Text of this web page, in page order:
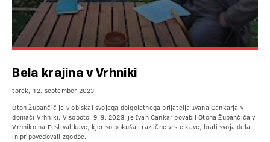
Bela krajina v Vrhniki
torek, 12. september 2023
Oton Župančič je v obiskal svojega dolgoletnega prijatelja Ivana Cankarja v
domači Vrhniki. V soboto, 9. 9. 2023, je Ivan Cankar povabil Otona Župančiča v
Vrhniko na Festival kave, kjer so pokušali različne vrste kave, brali svoja dela
in pripovedovali zgodbe.